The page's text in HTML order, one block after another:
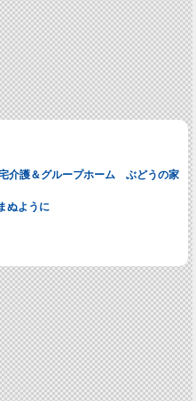
介護＆グループホーム ぶどうの家
ぬように